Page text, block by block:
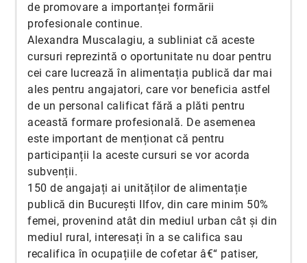
de promovare a importanței formării
profesionale continue.
Alexandra Muscalagiu, a subliniat că aceste
cursuri reprezintă o oportunitate nu doar pentru
cei care lucrează în alimentația publică dar mai
ales pentru angajatori, care vor beneficia astfel
de un personal calificat fără a plăti pentru
această formare profesională. De asemenea
este important de menționat că pentru
participanții la aceste cursuri se vor acorda
subvenții.
150 de angajați ai unităților de alimentație
publică din București Ilfov, din care minim 50%
femei, provenind atât din mediul urban cât și din
mediul rural, interesați în a se califica sau
recalifica în ocupațiile de cofetar â€“ patiser,